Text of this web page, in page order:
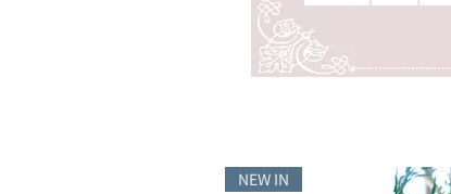
NEW IN